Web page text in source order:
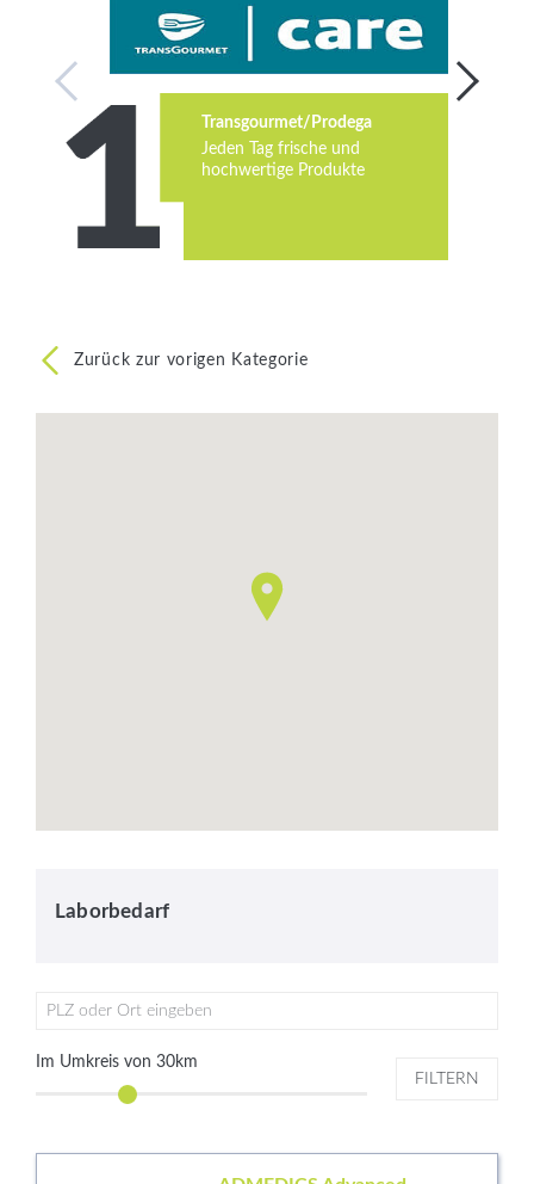
Transgourmet/Prodega
Jeden Tag frische und
hochwertige Produkte
Zurück zur vorigen Kategorie
Laborbedarf
PLZ oder Ort eingeben
Im Umkreis von 30km
FILTERN